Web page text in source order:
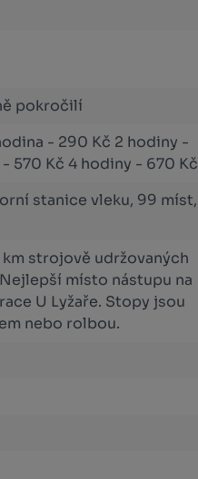
pokročilí
- 290 Kč 2 hodiny -
570 Kč 4 hodiny - 670 Kč
stanice vleku, 99 míst,
strojově udržovaných
místo nástupu na
U Lyžaře. Stopy jsou
nebo rolbou.